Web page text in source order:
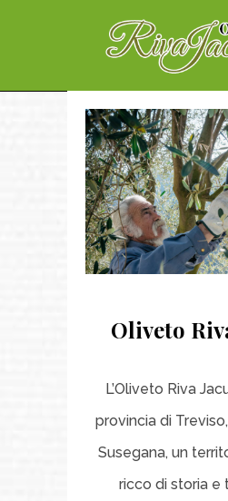
Oliveto
L’Oliveto Riva
provincia di
Susegana, un
ricco di storia e